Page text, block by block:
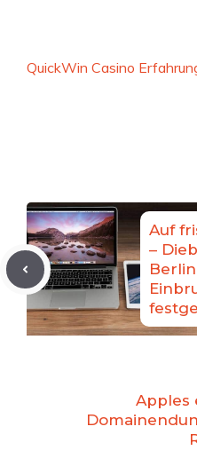
QuickWin Casino
Auf
–
Apples